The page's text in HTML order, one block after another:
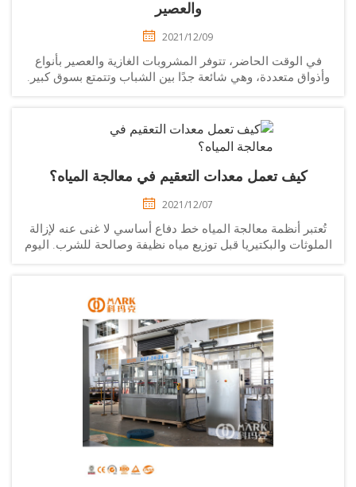
والعصير
2021/12/09
في الوقت الحاضر، تتوفر المشروبات الغازية والعصير بأنواع
متعددة، وهي شائعة جدًا بين الشباب وتتمتع بسوق كبير.
كيف تعمل معدات التعقيم في معالجة المياه؟
2021/12/07
أنظمة معالجة المياه خط دفاع أساسي لا غنى عنه لإزالة
والبكتيريا قبل توزيع مياه نظيفة وصالحة للشرب. اليوم